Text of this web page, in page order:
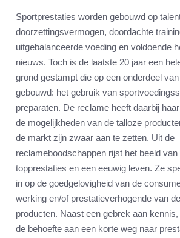
Sportprestaties worden gebouwd op
doorzettingsvermogen, doordachte
uitgebalanceerde voeding en voldoende
nieuws. Toch is de laatste 20 jaar een
grond gestampt die op een onderdeel
gebouwd: het gebruik van
preparaten. De reclame heeft daarbij
de mogelijkheden van de talloze
de markt zijn zwaar aan te zetten. Uit de
reclameboodschappen rijst het beeld
topprestaties en een eeuwig leven. Ze
in op de goedgelovigheid van de
werking en/of prestatieverhogende van
producten. Naast een gebrek aan
de behoefte aan een korte weg naar